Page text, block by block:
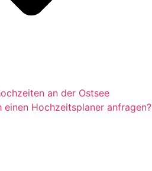
an der Ostsee
einen Hochzeitsplaner anfragen?